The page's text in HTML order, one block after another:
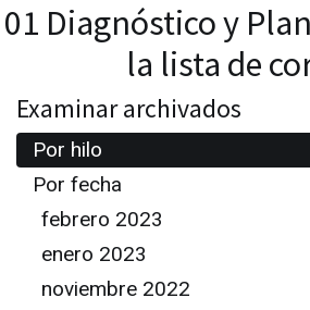
01 Diagnóstico y
la lista de
Examinar archivados
Por hilo
Por fecha
febrero 2023
enero 2023
noviembre 2022